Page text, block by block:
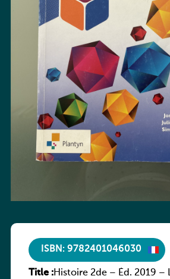
ISBN: 9782401046030
Title :Histoire 2de – Éd. 2019 –